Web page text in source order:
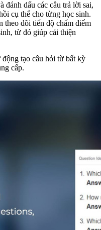
đánh dấu các câu trả lời sai,
cụ thể cho từng học sinh.
theo dõi tiến độ chấm điểm
từ đó giúp cải thiện
tạo câu hỏi từ bất kỳ
cấp.